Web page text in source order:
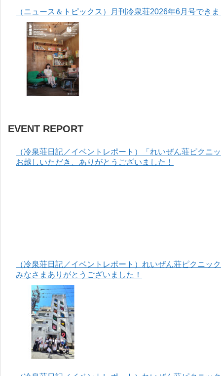
（ニュース＆トピックス）月刊冷泉荘2026年6月号でき
EVENT REPORT
（冷泉荘日記／イベントレポート）「れいぜん荘ピクニ
お越しいただき、ありがとうございました！
（冷泉荘日記／イベントレポート）れいぜん荘ピクニッ
みなさまありがとうございました！